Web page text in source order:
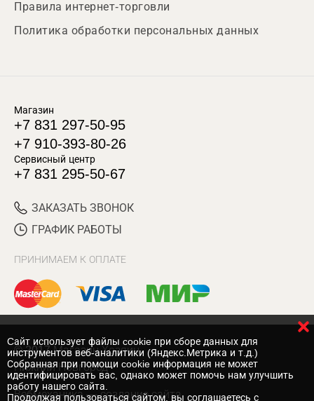
Правила интернет-торговли
Политика обработки персональных данных
Магазин
+7 831 297-50-95
+7 910-393-80-26
Сервисный центр
+7 831 295-50-67
ЗАКАЗАТЬ ЗВОНОК
ГРАФИК РАБОТЫ
ПРИНИМАЕМ К ОПЛАТЕ
© 2017 Магазин Хозяин
Нижний Новгород
Вебмеханика — создание сайта
Cайт использует файлы cookie при сборе данных для
инструментов веб-аналитики (Яндекс.Метрика и т.д.)
Собранная при помощи cookie информация не может
идентифицировать вас, однако может помочь нам улучшить
работу нашего сайта.
Продолжая пользоваться сайтом, вы соглашаетесь с